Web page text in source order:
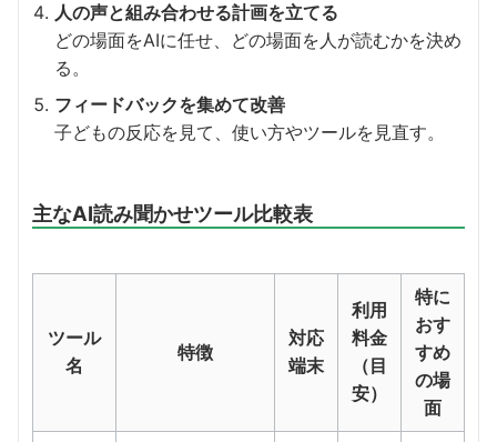
人の声と組み合わせる計画を立てる
どの場面をAIに任せ、どの場面を人が読むかを決め
る。
フィードバックを集めて改善
子どもの反応を見て、使い方やツールを見直す。
主なAI読み聞かせツール比較表
ツール
名
特徴
対応
端末
利用
料金
（目
安）
特に
おす
すめ
の場
面